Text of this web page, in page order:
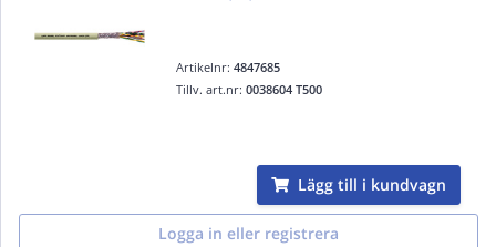
Artikelnr:4847685
Tillv. art.nr:0038604 T500
Lägg till i kundvagn
Logga in eller registrera